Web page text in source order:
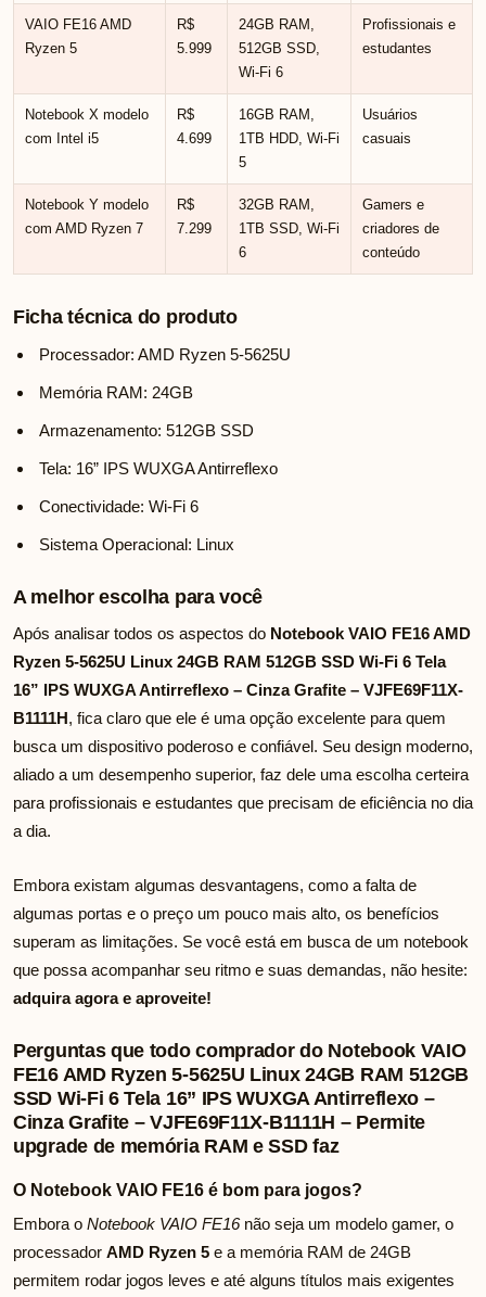
VAIO FE16 AMD
Ryzen 5
R$
5.999
24GB RAM,
512GB SSD,
Wi-Fi 6
Profissionais e
estudantes
Notebook X modelo
com Intel i5
R$
4.699
16GB RAM,
1TB HDD, Wi-Fi
5
Usuários
casuais
Notebook Y modelo
com AMD Ryzen 7
R$
7.299
32GB RAM,
1TB SSD, Wi-Fi
6
Gamers e
criadores de
conteúdo
Ficha técnica do produto
Processador: AMD Ryzen 5-5625U
Memória RAM: 24GB
Armazenamento: 512GB SSD
Tela: 16” IPS WUXGA Antirreflexo
Conectividade: Wi-Fi 6
Sistema Operacional: Linux
A melhor escolha para você
Após analisar todos os aspectos do Notebook VAIO FE16 AMD
Ryzen 5-5625U Linux 24GB RAM 512GB SSD Wi-Fi 6 Tela
16” IPS WUXGA Antirreflexo – Cinza Grafite – VJFE69F11X-
B1111H, fica claro que ele é uma opção excelente para quem
busca um dispositivo poderoso e confiável. Seu design moderno,
aliado a um desempenho superior, faz dele uma escolha certeira
para profissionais e estudantes que precisam de eficiência no dia
a dia.
Embora existam algumas desvantagens, como a falta de
algumas portas e o preço um pouco mais alto, os benefícios
superam as limitações. Se você está em busca de um notebook
que possa acompanhar seu ritmo e suas demandas, não hesite:
adquira agora e aproveite!
Perguntas que todo comprador do Notebook VAIO
FE16 AMD Ryzen 5-5625U Linux 24GB RAM 512GB
SSD Wi-Fi 6 Tela 16” IPS WUXGA Antirreflexo –
Cinza Grafite – VJFE69F11X-B1111H – Permite
upgrade de memória RAM e SSD faz
O Notebook VAIO FE16 é bom para jogos?
Embora o Notebook VAIO FE16não seja um modelo gamer, o
processador AMD Ryzen 5 e a memória RAM de 24GB
permitem rodar jogos leves e até alguns títulos mais exigentes